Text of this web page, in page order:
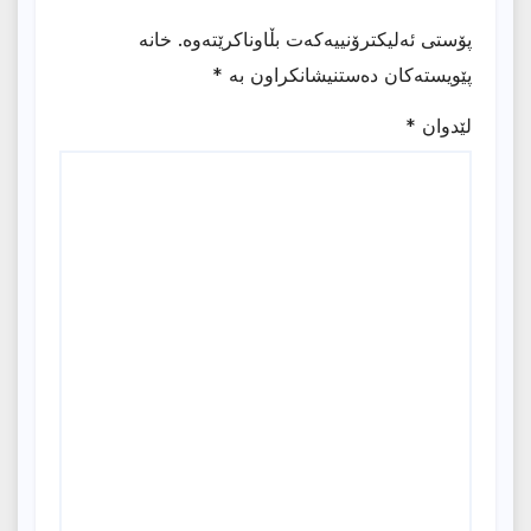
پۆستی ئەلیکترۆنییەکەت بڵاوناکرێتەوە. خانە
پێویستەکان دەستنیشانکراون بە *
لێدوان *